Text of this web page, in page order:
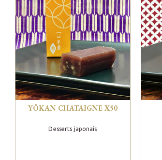
YÔKAN CHATAIGNE X50
Desserts japonais